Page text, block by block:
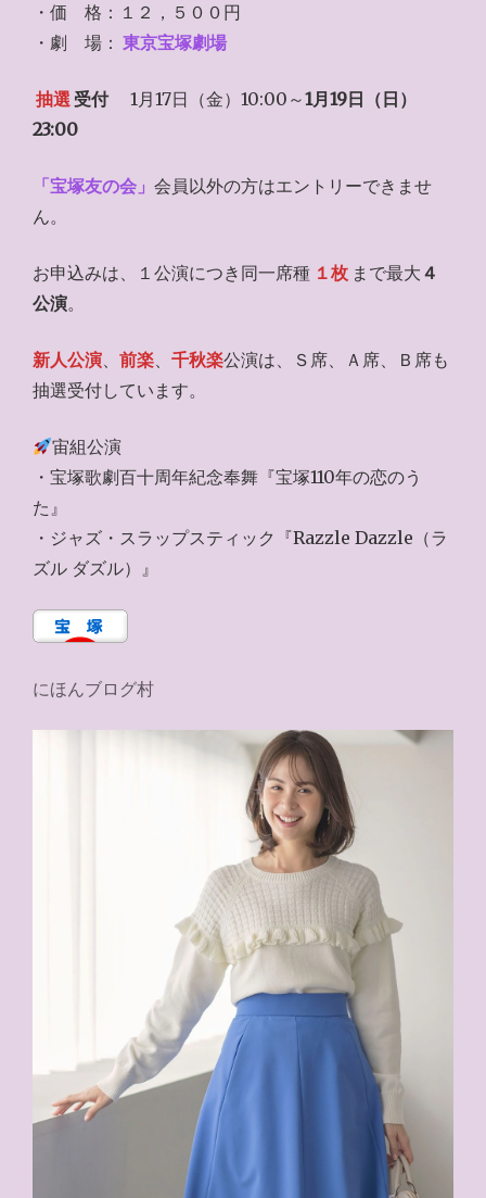
・価 格：１２，５００円
・劇 場： 東京宝塚劇場
抽選 受付1月17日（金）10:00～1月19日（日）
23:00
「宝塚友の会」 会員以外の方はエントリーできませ
ん。
お申込みは、１公演につき同一席種 １枚 まで最大 ４
公演。
新人公演、 前楽、 千秋楽公演は、Ｓ席、Ａ席、Ｂ席も
抽選受付しています。
宙組公演
・宝塚歌劇百十周年紀念奉舞『宝塚110年の恋のう
た』
・ジャズ・スラップスティック『Razzle Dazzle（ラ
ズル ダズル）』
にほんブログ村